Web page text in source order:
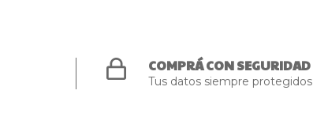
COMPRÁ CON SEGURIDAD
Tus datos siempre protegidos